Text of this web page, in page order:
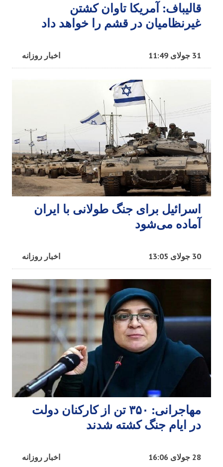
قالیباف: آمریکا تاوان کشتن
غیرنظامیان در قشم را خواهد داد
اخبار روزانه 31 جولای 11:49
اسرائیل برای جنگ طولانی با ایران
آماده می‌شود
اخبار روزانه 30 جولای 13:05
مهاجرانی: ۳۵۰ تن از کارکنان دولت
در ایام جنگ کشته شدند
اخبار روزانه 28 جولای 16:06